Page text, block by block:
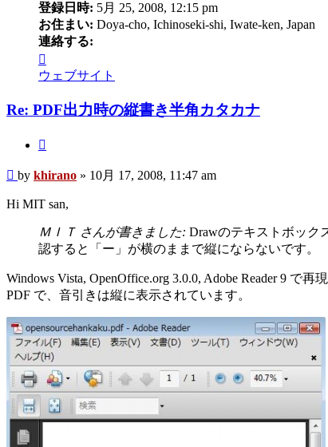
登録日時: 5月 25, 2008, 12:15 pm
お住まい: Doya-cho, Ichinoseki-shi, Iwate-ken, Japan
連絡する:
に
絡
ウェブサイト
Re: PDF出力時の縦書き半角カタカナ
す
投
記
by khirano » 10月 17, 2008, 11:47 am
Hi MIT san,
ＭＩＴ さんが書きました: Drawのテキストボック
認すると「ー」が横のままで縦にならないです。
Windows Vista, OpenOffice.org 3.0.0, Adobe Reader 9 で再
PDF で、音引きは縦に表示されています。